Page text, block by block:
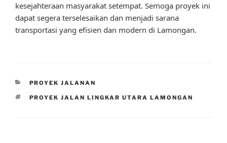
kesejahteraan masyarakat setempat. Semoga proyek ini
dapat segera terselesaikan dan menjadi sarana
transportasi yang efisien dan modern di Lamongan.
CATEGORIES
PROYEK JALANAN
TAGS
PROYEK JALAN LINGKAR UTARA LAMONGAN